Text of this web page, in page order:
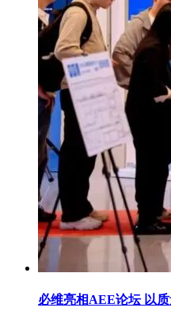
必维亮相AEE论坛 以